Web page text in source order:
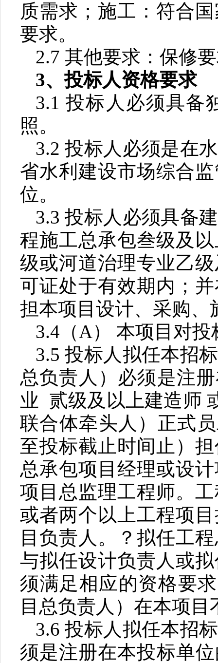
质需求；施工：符合
要求。
2.7 其他要求： 保修
3、投标人资格要求
3.1投标人必须具备
照。
3.2投标人必须是在
省水利建设市场综合
位。
3.3投标人必须具备
程施工总承包叁级及
级或河道治理专业乙级
可证处于有效期内；
担本项目设计、采购、
3.4 （A） 本项目对
3.5投标人拟任本招
总负责人）必须是注
业 贰级及以上建造师
联合体牵头人）正式
至投标截止时间止）
总承包项目经理或设
项目总监理工程师。
或者两个以上工程项
目负责人。
？ 拟任工
与拟任设计负责人或
须满足相应的资格要
目总负责人）在本项
3.6投标人拟任本招
须是注册在本投标单